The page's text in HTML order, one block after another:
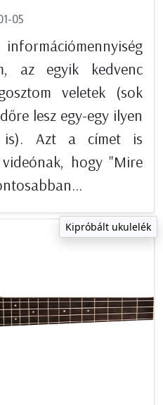
05
az egyik kedvenc
veletek (sok
lesz egy-egy ilyen
is). Azt a címet is
hogy "Mire
Kipróbált ukulelék